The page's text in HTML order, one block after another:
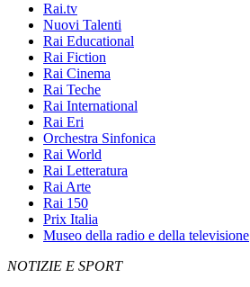
Rai.tv
Nuovi Talenti
Rai Educational
Rai Fiction
Rai Cinema
Rai Teche
Rai International
Rai Eri
Orchestra Sinfonica
Rai World
Rai Letteratura
Rai Arte
Rai 150
Prix Italia
Museo della radio e della televisione
NOTIZIE E SPORT